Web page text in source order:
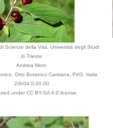
Scienze della Vita, Università degli Studi
di Trieste
Andrea Moro
Orto Botanico Carsiana, FVG, Italia
2/9/04 0.00.00
under CC BY-SA 4.0 license.